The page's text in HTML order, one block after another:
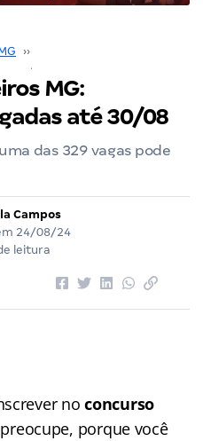
››
MG:
até 30/08
das 329 vagas pode
Campos
24/08/24
leitura
noconcurso
porque você